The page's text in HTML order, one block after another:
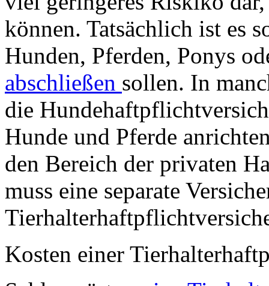
können. Tatsächlich ist es
Hunden, Pferden, Ponys
abschließen sollen. In
die
Hunde und Pferde
den Bereich der privaten
muss eine separate
Kosten einer